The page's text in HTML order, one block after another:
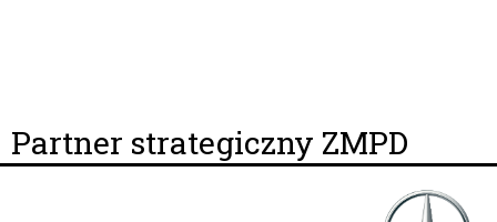
Partner strategiczny ZMPD